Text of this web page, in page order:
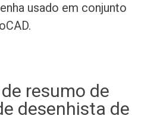
usado em conjunto
resumo de
desenhista de